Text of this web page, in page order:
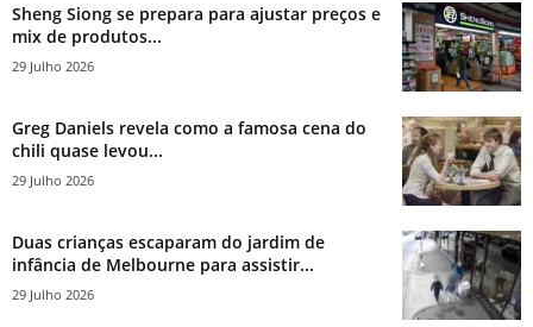
Sheng Siong se prepara para ajustar preços e
mix de produtos...
29 Julho 2026
Greg Daniels revela como a famosa cena do
chili quase levou...
29 Julho 2026
Duas crianças escaparam do jardim de
infância de Melbourne para assistir...
29 Julho 2026